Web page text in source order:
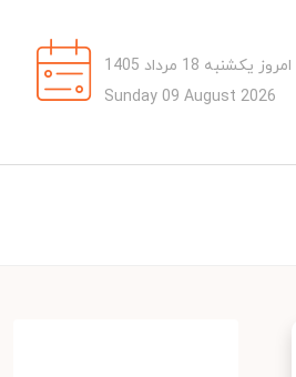
امروز یکشنبه 18 مرداد 1405
Sunday 09 August 2026